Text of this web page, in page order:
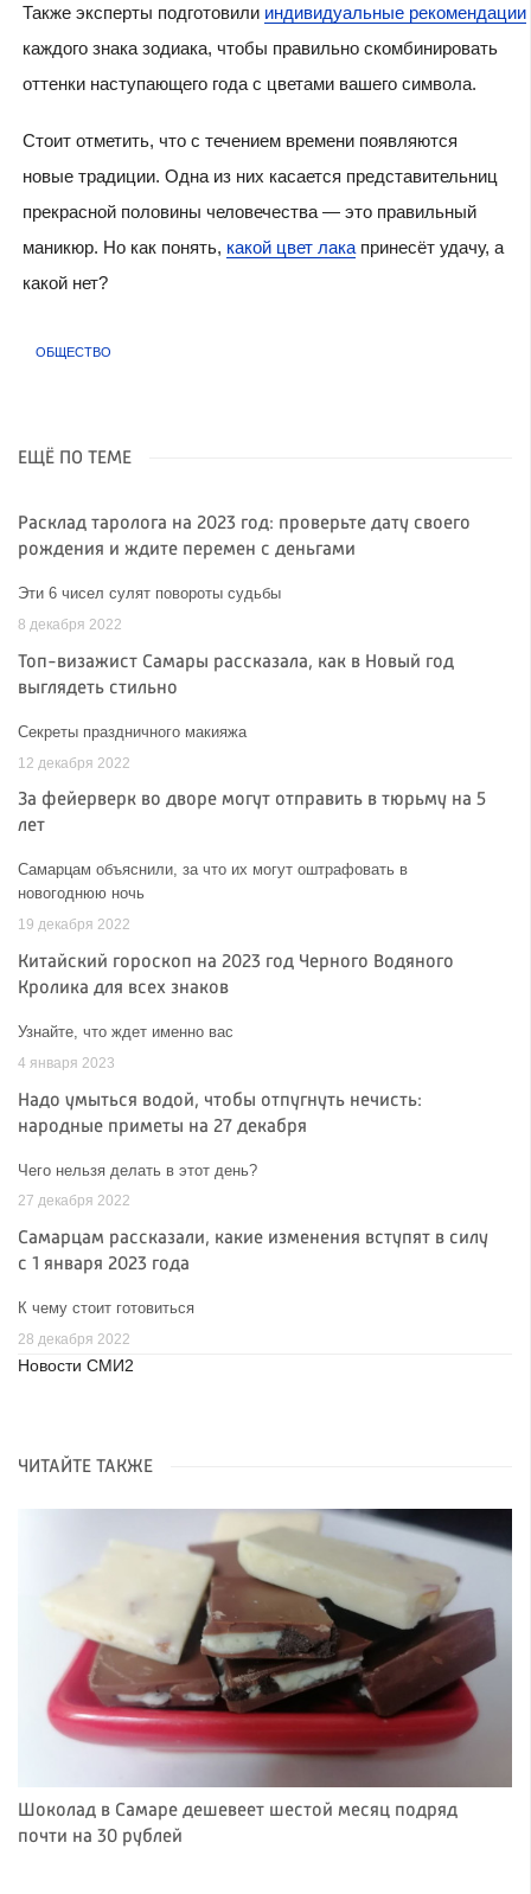
Также эксперты подготовили индивидуальные рекомендации
каждого знака зодиака, чтобы правильно скомбинировать
оттенки наступающего года с цветами вашего символа.
Стоит отметить, что с течением времени появляются
новые традиции. Одна из них касается представительниц
прекрасной половины человечества — это правильный
маникюр. Но как понять, какой цвет лакапринесёт удачу, а
какой нет?
ОБЩЕСТВО
ЕЩЁ ПО ТЕМЕ
Расклад таролога на 2023 год: проверьте дату своего
рождения и ждите перемен с деньгами
Эти 6 чисел сулят повороты судьбы
8 декабря 2022
Топ-визажист Самары рассказала, как в Новый год
выглядеть стильно
Секреты праздничного макияжа
12 декабря 2022
За фейерверк во дворе могут отправить в тюрьму на 5
лет
Самарцам объяснили, за что их могут оштрафовать в
новогоднюю ночь
19 декабря 2022
Китайский гороскоп на 2023 год Черного Водяного
Кролика для всех знаков
Узнайте, что ждет именно вас
4 января 2023
Надо умыться водой, чтобы отпугнуть нечисть:
народные приметы на 27 декабря
Чего нельзя делать в этот день?
27 декабря 2022
Самарцам рассказали, какие изменения вступят в силу
с 1 января 2023 года
К чему стоит готовиться
28 декабря 2022
Новости СМИ2
ЧИТАЙТЕ ТАКЖЕ
Шоколад в Самаре дешевеет шестой месяц подряд
почти на 30 рублей